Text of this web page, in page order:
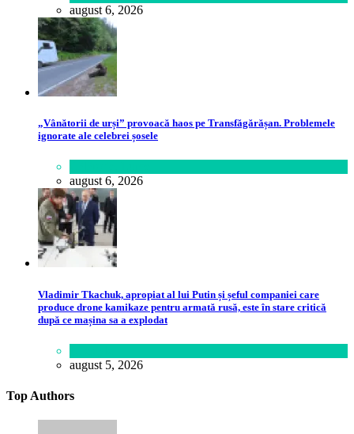
august 6, 2026
„Vânătorii de urși” provoacă haos pe Transfăgărășan. Problemele
ignorate ale celebrei șosele
august 6, 2026
Vladimir Tkachuk, apropiat al lui Putin și șeful companiei care
produce drone kamikaze pentru armată rusă, este în stare critică
după ce mașina sa a explodat
august 5, 2026
Top Authors